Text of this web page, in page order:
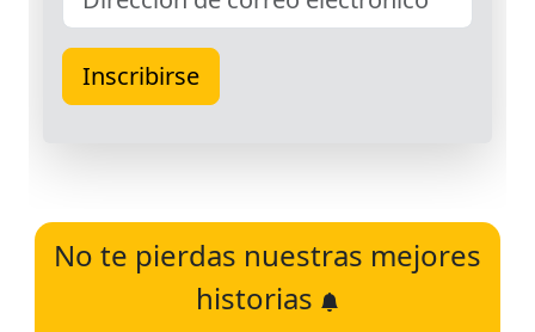
No te pierdas nuestras mejores
historias